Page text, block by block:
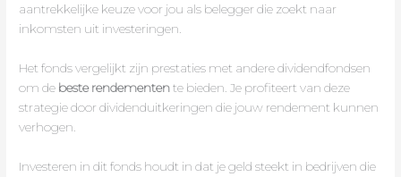
aantrekkelijke keuze voor jou als belegger die zoekt naar
inkomsten uit investeringen.
Het fonds vergelijkt zijn prestaties met andere dividendfondsen
om de beste rendementente bieden. Je profiteert van deze
strategie door dividenduitkeringen die jouw rendement kunnen
verhogen.
Investeren in dit fonds houdt in dat je geld steekt in bedrijven die